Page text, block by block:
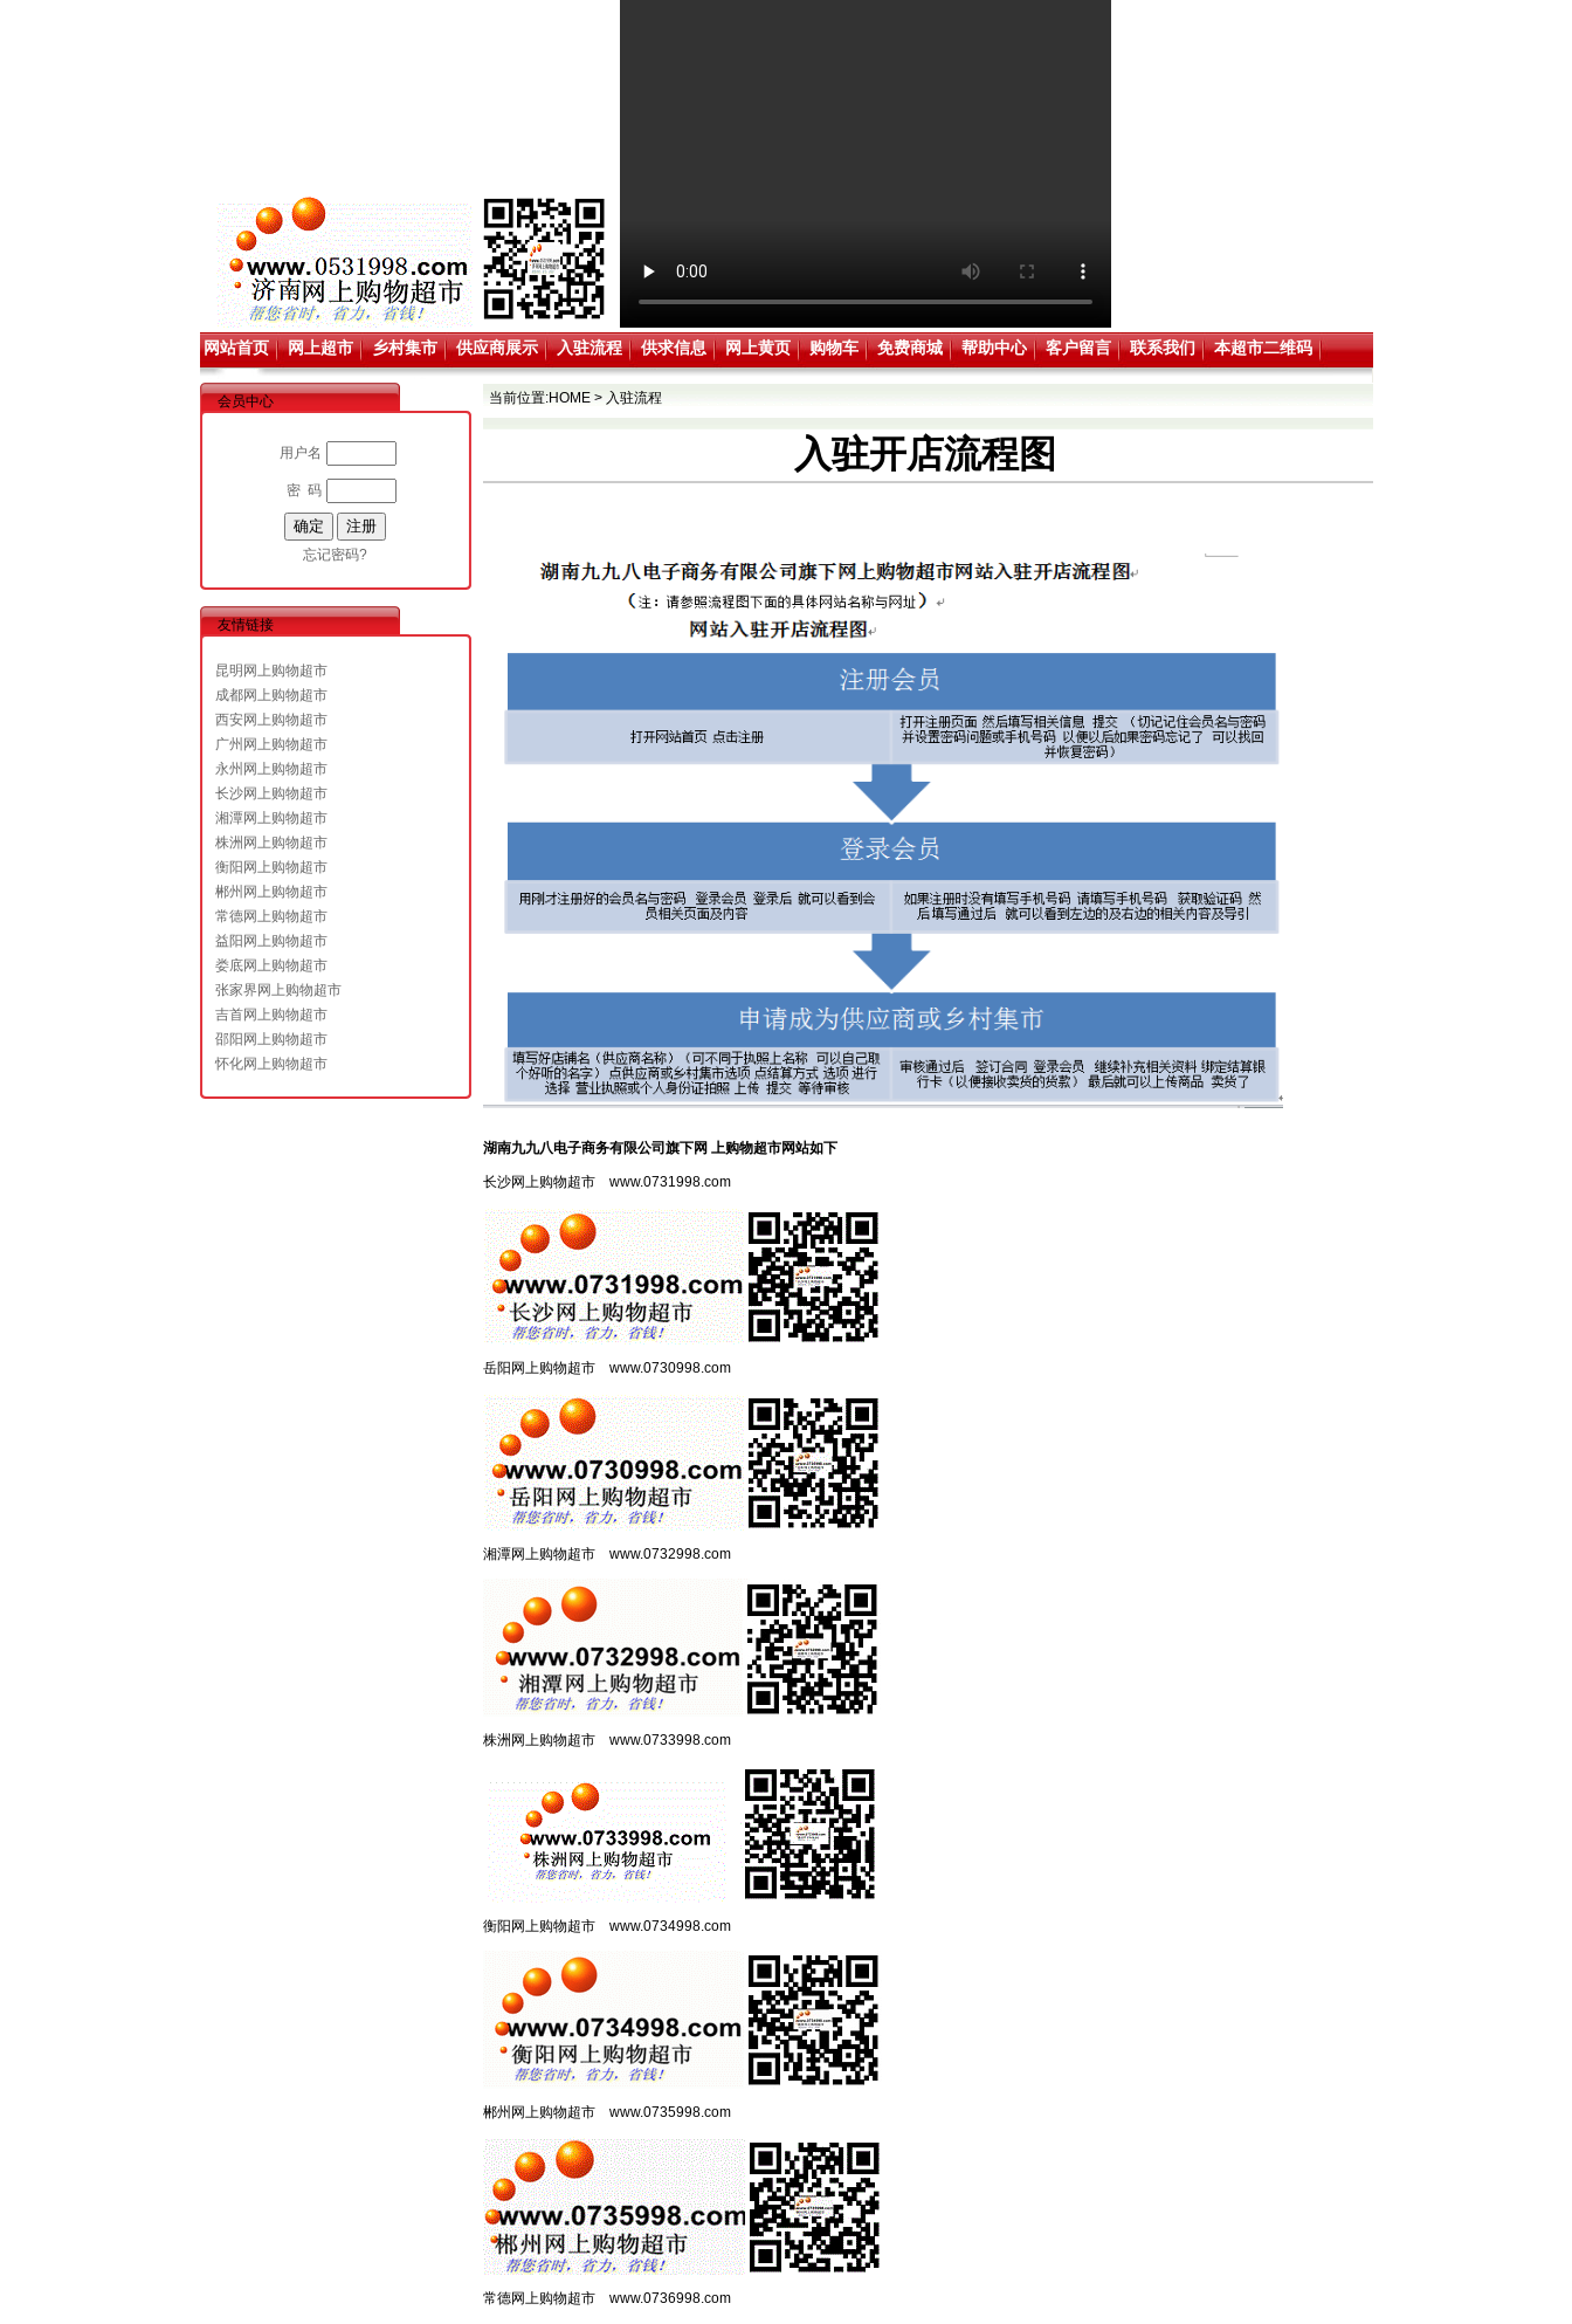
网站首页 网上超市 乡村集市 供应商展示 入驻流程 供求信息 网上黄页 购物车 免费商城 帮助中心 客户留言 联系我们 本超市二维码
会员中心
用户名
密 码
忘记密码?
友情链接
昆明网上购物超市
成都网上购物超市
西安网上购物超市
广州网上购物超市
永州网上购物超市
长沙网上购物超市
湘潭网上购物超市
株洲网上购物超市
衡阳网上购物超市
郴州网上购物超市
常德网上购物超市
益阳网上购物超市
娄底网上购物超市
张家界网上购物超市
吉首网上购物超市
邵阳网上购物超市
怀化网上购物超市
当前位置:HOME> 入驻流程
入驻开店流程图
湖南九九八电子商务有限公司旗下网 上购物超市网站如下
长沙网上购物超市 www.0731998.com
岳阳网上购物超市 www.0730998.com
湘潭网上购物超市 www.0732998.com
株洲网上购物超市 www.0733998.com
衡阳网上购物超市 www.0734998.com
郴州网上购物超市 www.0735998.com
常德网上购物超市 www.0736998.com